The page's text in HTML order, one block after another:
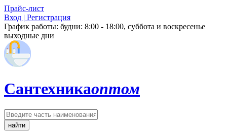
Прайс-лист
Вход | Регистрация
График работы: будни: 8:00 - 18:00, суббота и воскресенье
выходные дни
Сантехникаоптом
найти